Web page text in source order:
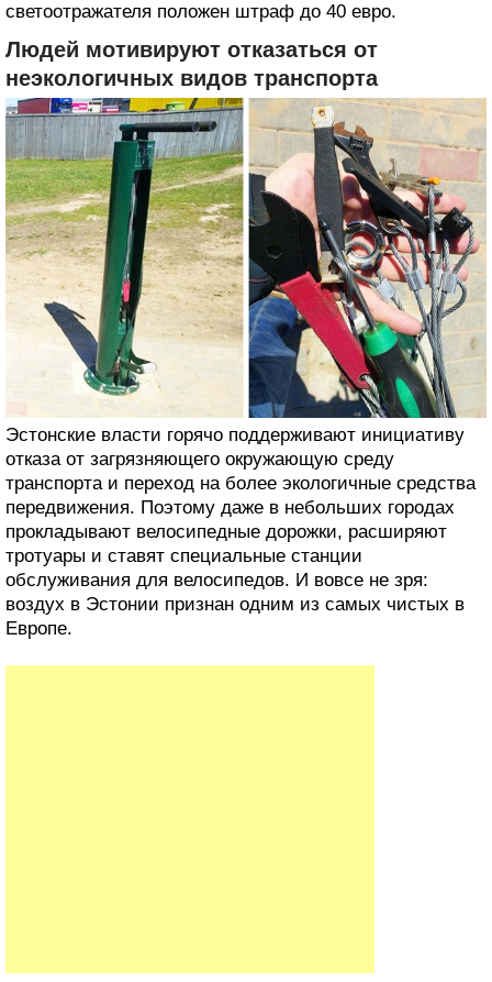
светоотражателя положен штраф до 40 евро.
Людей мотивируют отказаться от
неэкологичных видов транспорта
Эстонские власти горячо поддерживают инициативу
отказа от загрязняющего окружающую среду
транспорта и переход на более экологичные средства
передвижения. Поэтому даже в небольших городах
прокладывают велосипедные дорожки, расширяют
тротуары и ставят специальные станции
обслуживания для велосипедов. И вовсе не зря:
воздух в Эстонии признан одним из самых чистых в
Европе.